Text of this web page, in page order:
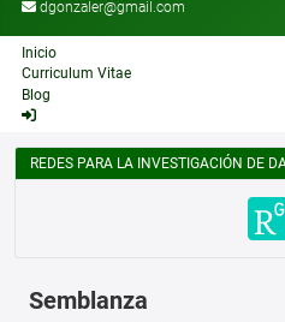
dgonzaler@gmail.com
Inicio
Curriculum Vitae
Blog
REDES PARA LA INVESTIGACIÓN DE
Semblanza